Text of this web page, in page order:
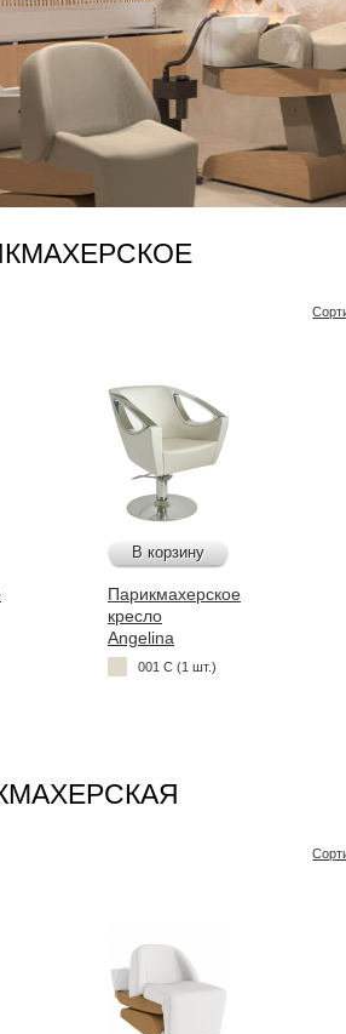
В корзину
Парикмахерское
кресло
Angelina
001 C (1 шт.)